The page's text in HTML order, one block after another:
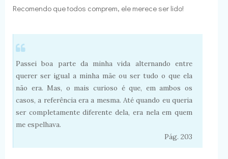
Recomendo que todos comprem, ele merece ser lido!
Passei boa parte da minha vida alternando entre
querer ser igual a minha mãe ou ser tudo o que ela
não era. Mas, o mais curioso é que, em ambos os
casos, a referência era a mesma. Até quando eu queria
ser completamente diferente dela, era nela em quem
me espelhava.
Pág. 203